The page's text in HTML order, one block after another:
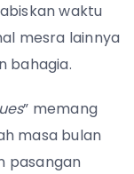
waktu
mesra lainnya
bahagia.
” memang
masa bulan
pasangan